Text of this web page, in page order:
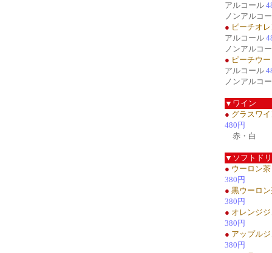
アルコール
ノンアルコ
● ピーチオ
アルコール
ノンアルコ
● ピーチウ
アルコール
ノンアルコ
▼ワイン
● グラスワ
480円
赤・白
▼ソフトド
● ウーロン茶
380円
● 黒ウーロ
380円
● オレンジ
380円
● アップル
380円